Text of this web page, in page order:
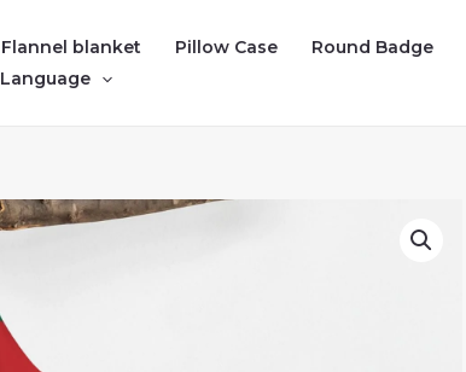
Flannel blanket Pillow Case Round Badge
Language